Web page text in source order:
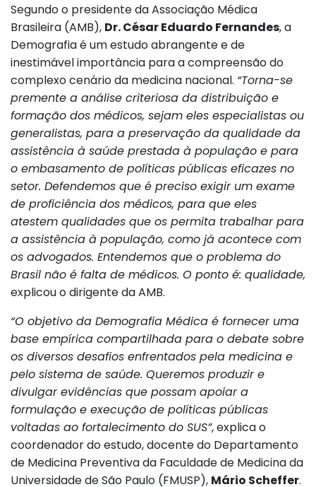
Segundo o presidente da Associação Médica
Brasileira (AMB), Dr. César Eduardo Fernandes, a
Demografia é um estudo abrangente e de
inestimável importância para a compreensão do
complexo cenário da medicina nacional. “Torna-se
premente a análise criteriosa da distribuição e
formação dos médicos, sejam eles especialistas ou
generalistas, para a preservação da qualidade da
assistência à saúde prestada à população e para
o embasamento de políticas públicas eficazes no
setor. Defendemos que é preciso exigir um exame
de proficiência dos médicos, para que eles
atestem qualidades que os permita trabalhar para
a assistência à população, como já acontece com
os advogados. Entendemos que o problema do
Brasil não é falta de médicos. O ponto é: qualidade,
explicou o dirigente da AMB.
“O objetivo da Demografia Médica é fornecer uma
base empírica compartilhada para o debate sobre
os diversos desafios enfrentados pela medicina e
pelo sistema de saúde. Queremos produzir e
divulgar evidências que possam apoiar a
formulação e execução de políticas públicas
voltadas ao fortalecimento do SUS”, explica o
coordenador do estudo, docente do Departamento
de Medicina Preventiva da Faculdade de Medicina da
Universidade de São Paulo (FMUSP), Mário Scheffer.